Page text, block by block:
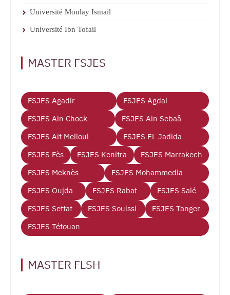
Université Moulay Ismail
Université Ibn Tofail
MASTER FSJES
FSJES Agadir
FSJES Agdal
FSJES Ain Chock
FSJES Ain Sebaâ
FSJES Ait Melloul
FSJES EL Jadida
FSJES Fès
FSJES Kenitra
FSJES Marrakech
FSJES Meknès
FSJES Mohammedia
FSJES Oujda
FSJES Rabat
FSJES Salé
FSJES Settat
FSJES Souissi
FSJES Tanger
FSJES Tétouan
MASTER FLSH